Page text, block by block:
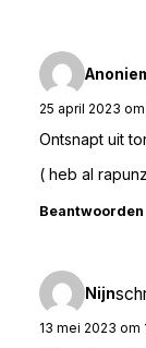
25 april 2023
Ontsnapt uit
( heb al
Beantwoorden
Nijn
13 mei 2023 om